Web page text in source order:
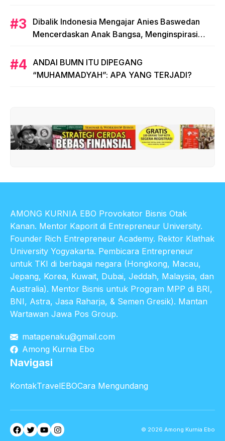
Dibalik Indonesia Mengajar Anies Baswedan
Mencerdaskan Anak Bangsa, Menginspirasi
ANDAI BUMN ITU DIPEGANG
“MUHAMMADYAH”: APA YANG TERJADI?
AMONG KURNIA EBO Provokator Bisnis Otak
Kanan. Mentor Kaporit di Entrepreneur University.
Founder Rich Entrepreneur Academy. Rektor Klathak
University Yogyakarta. Pembicara Entrepreneur
untuk TKI di berbagai negara (Hongkong, Macau,
Jepang, Korea, Kuwait, Dubai, Jeddah, Malaysia, dan
Australia). Mentor Bisnis untuk Program MPP di BRI,
BNI, Astra, Jasa Raharja, & Semen Gresik). Mantan
Wartawan Jawa Pos Group.
matapenaku@gmail.com
Among Kurnia Ebo
Navigasi
KontakTravelEBOCara Mengundang
Facebook
TwitterYouTube
Instagram © 2026 Among Kurnia Ebo